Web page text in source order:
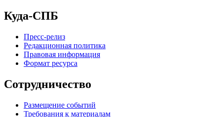
Куда-СПБ
Пресс-релиз
Редакционная политика
Правовая информация
Формат ресурса
Сотрудничество
Размещение событий
Требования к материалам